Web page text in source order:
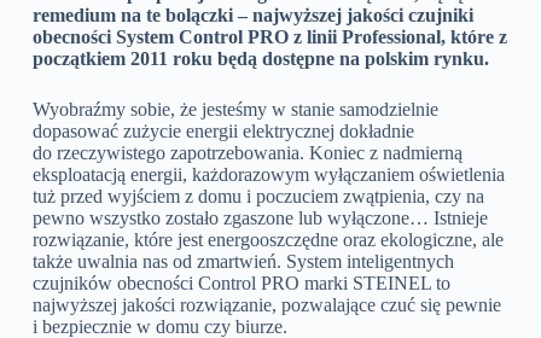
remedium na te bolączki – najwyższej jakości czujniki
obecności System Control PRO z linii Professional, które z
początkiem 2011 roku będą dostępne na polskim rynku.
Wyobraźmy sobie, że jesteśmy w stanie samodzielnie
dopasować zużycie energii elektrycznej dokładnie
do rzeczywistego zapotrzebowania. Koniec z nadmierną
eksploatacją energii, każdorazowym wyłączaniem oświetlenia
tuż przed wyjściem z domu i poczuciem zwątpienia, czy na
pewno wszystko zostało zgaszone lub wyłączone… Istnieje
rozwiązanie, które jest energooszczędne oraz ekologiczne, ale
także uwalnia nas od zmartwień. System inteligentnych
czujników obecności Control PRO marki STEINEL to
najwyższej jakości rozwiązanie, pozwalające czuć się pewnie
i bezpiecznie w domu czy biurze.